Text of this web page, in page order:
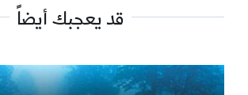
قد يعجبك أيضاً